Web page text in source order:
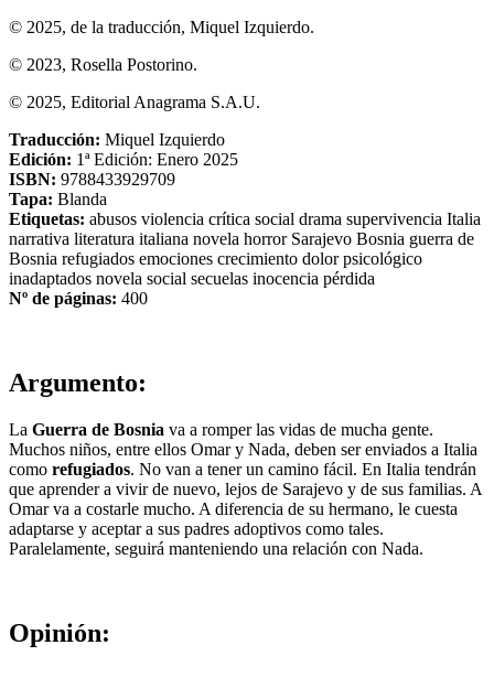
© 2025, de la traducción, Miquel Izquierdo.
© 2023, Rosella Postorino.
© 2025, Editorial Anagrama S.A.U.
Traducción: Miquel Izquierdo
Edición: 1ª Edición: Enero 2025
ISBN: 9788433929709
Tapa: Blanda
Etiquetas: abusos violencia crítica social drama supervivencia Italia
narrativa literatura italiana novela horror Sarajevo Bosnia guerra de
Bosnia refugiados emociones crecimiento dolor psicológico
inadaptados novela social secuelas inocencia pérdida
Nº de páginas: 400
Argumento:
La Guerra de Bosnia va a romper las vidas de mucha gente.
Muchos niños, entre ellos Omar y Nada, deben ser enviados a Italia
como refugiados. No van a tener un camino fácil. En Italia tendrán
que aprender a vivir de nuevo, lejos de Sarajevo y de sus familias. A
Omar va a costarle mucho. A diferencia de su hermano, le cuesta
adaptarse y aceptar a sus padres adoptivos como tales.
Paralelamente, seguirá manteniendo una relación con Nada.
Opinión: